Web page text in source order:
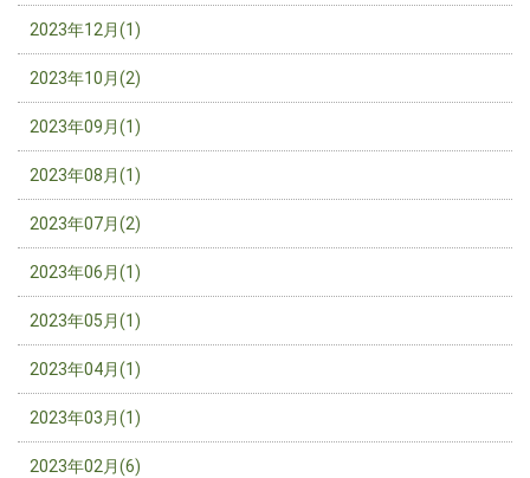
2023年12月(1)
2023年10月(2)
2023年09月(1)
2023年08月(1)
2023年07月(2)
2023年06月(1)
2023年05月(1)
2023年04月(1)
2023年03月(1)
2023年02月(6)